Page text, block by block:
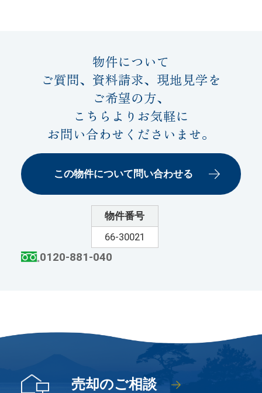
物件について
ご質問、資料請求、現地見学を
ご希望の方、
こちらよりお気軽に
お問い合わせくださいませ。
この物件について問い合わせる
物件番号
66-30021
0120-881-040
売却のご相談